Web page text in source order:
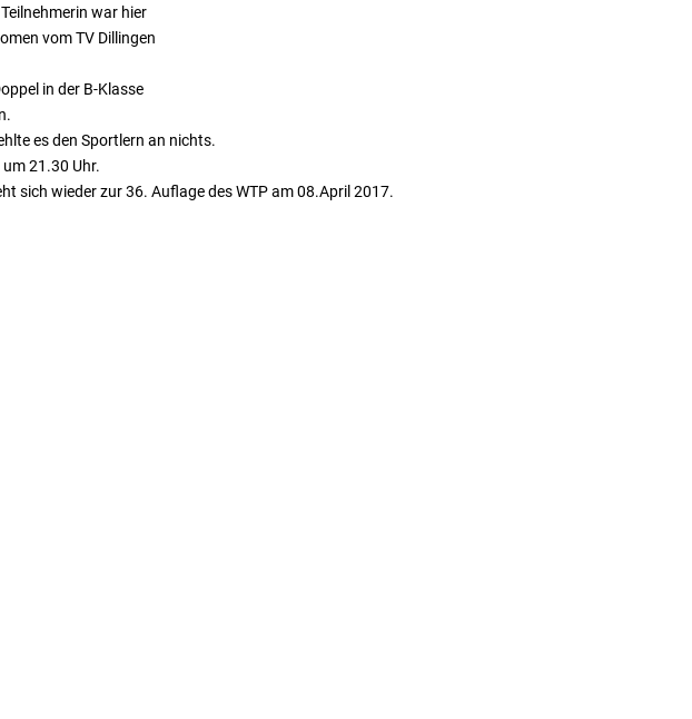
war hier
vom TV Dillingen
in der B-Klasse
es den Sportlern an nichts.
21.30 Uhr.
sich wieder zur 36. Auflage des WTP am 08.April 2017.